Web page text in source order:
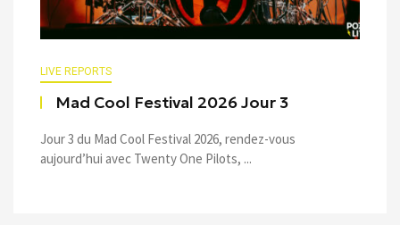
LIVE REPORTS
Mad Cool Festival 2026 Jour 3
Jour 3 du Mad Cool Festival 2026, rendez-vous
aujourd’hui avec Twenty One Pilots, ...